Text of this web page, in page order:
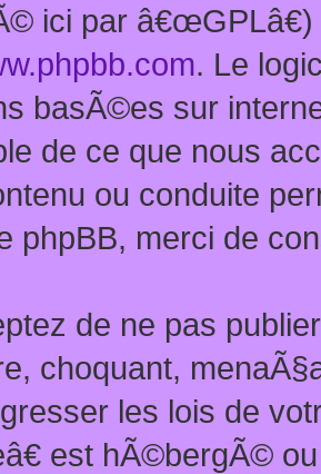
ici par
. Le
basÃ©es sur
de ce que nous
ou conduite
phpBB, merci de
de ne pas
choquant,
les lois de
est hÃ©bergÃ©